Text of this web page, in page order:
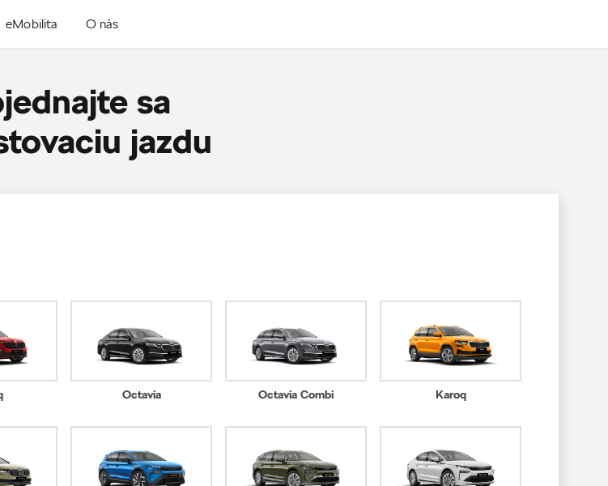
eMobilita O nás
sa
jazdu
Octavia Octavia Combi Karoq